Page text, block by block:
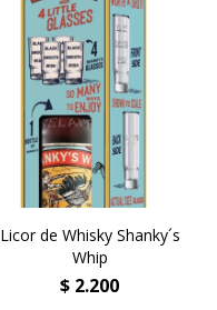
Licor de Whisky Shanky´s
Whip
$ 2.200